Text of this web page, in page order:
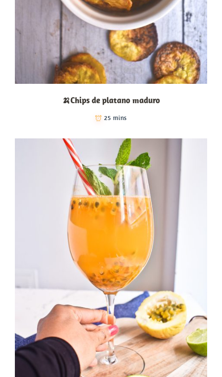
🍌Chips de platano maduro
25 mins